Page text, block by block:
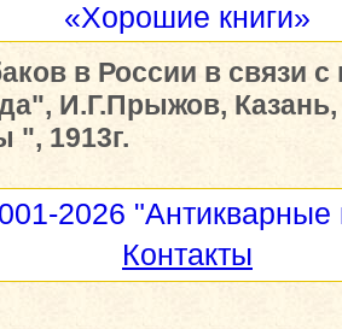
«Хорошие книги»
в России в связи с
И.Г.Прыжов,
1913г.
2026 "Антикварные
Контакты